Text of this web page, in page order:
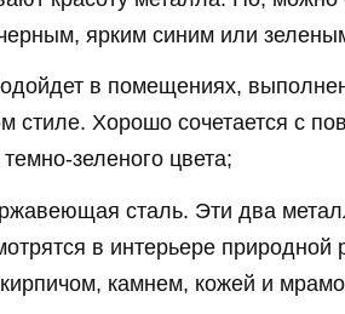
ярким синим или
в помещениях,
стиле. Хорошо сочетается с
зеленого цвета;
сталь. Эти два
в интерьере природной
камнем, кожей и